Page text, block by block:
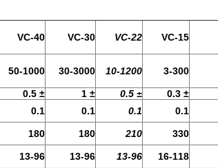
VC-15
VC-22
VC-30
VC-40
3-300
10-1200
30-3000
50-1000
± 0.3
± 0.5
± 1
± 0.5
0.1
0.1
0.1
0.1
330
210
180
180
16-118
13-96
13-96
13-96